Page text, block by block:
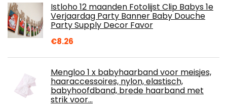
Istloho 12 maanden Fotolijst Clip Babys 1e
Verjaardag Party Banner Baby Douche
Party Supply Decor Favor
€8.26
Mengloo 1 x babyhaarband voor meisjes,
haaraccessoires, nylon, elastisch,
babyhoofdband, brede haarband met
strik voor…